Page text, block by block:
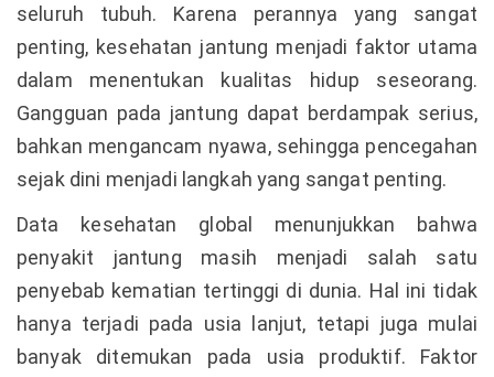
seluruh tubuh. Karena perannya yang sangat
penting, kesehatan jantung menjadi faktor utama
dalam menentukan kualitas hidup seseorang.
Gangguan pada jantung dapat berdampak serius,
bahkan mengancam nyawa, sehingga pencegahan
sejak dini menjadi langkah yang sangat penting.
Data kesehatan global menunjukkan bahwa
penyakit jantung masih menjadi salah satu
penyebab kematian tertinggi di dunia. Hal ini tidak
hanya terjadi pada usia lanjut, tetapi juga mulai
banyak ditemukan pada usia produktif. Faktor